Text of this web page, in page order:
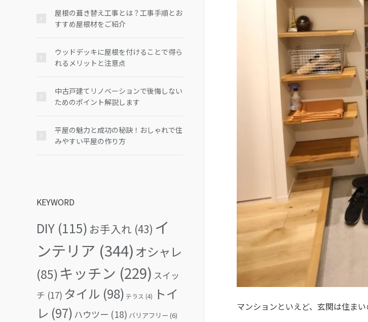
マンションといえど、玄関は住ま
屋根の葺き替え工事とは？工事手順とお
すすめ屋根材をご紹介
ウッドデッキに屋根を付けることで得ら
れるメリットと注意点
中古戸建てリノベーションで後悔しない
ためのポイント解説します
平屋の魅力と成功の秘訣！おしゃれで住
みやすい平屋の作り方
KEYWORD
DIY (115) お手入れ (43) イ
ンテリア (344) オシャレ
(85) キッチン (229) スイッ
チ (17) タイル (98) テラス (4)
トイ
レ (97) ハウツー (18) バリアフリー (6)